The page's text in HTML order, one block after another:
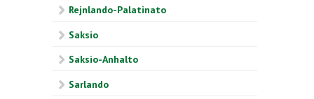
Rejnlando-Palatinato
Saksio
Saksio-Anhalto
Sarlando